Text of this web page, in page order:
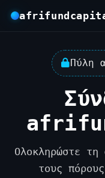
Πύλη
Ολοκληρώστε τη
τους